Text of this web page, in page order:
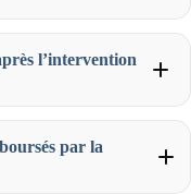
l’intervention
par la